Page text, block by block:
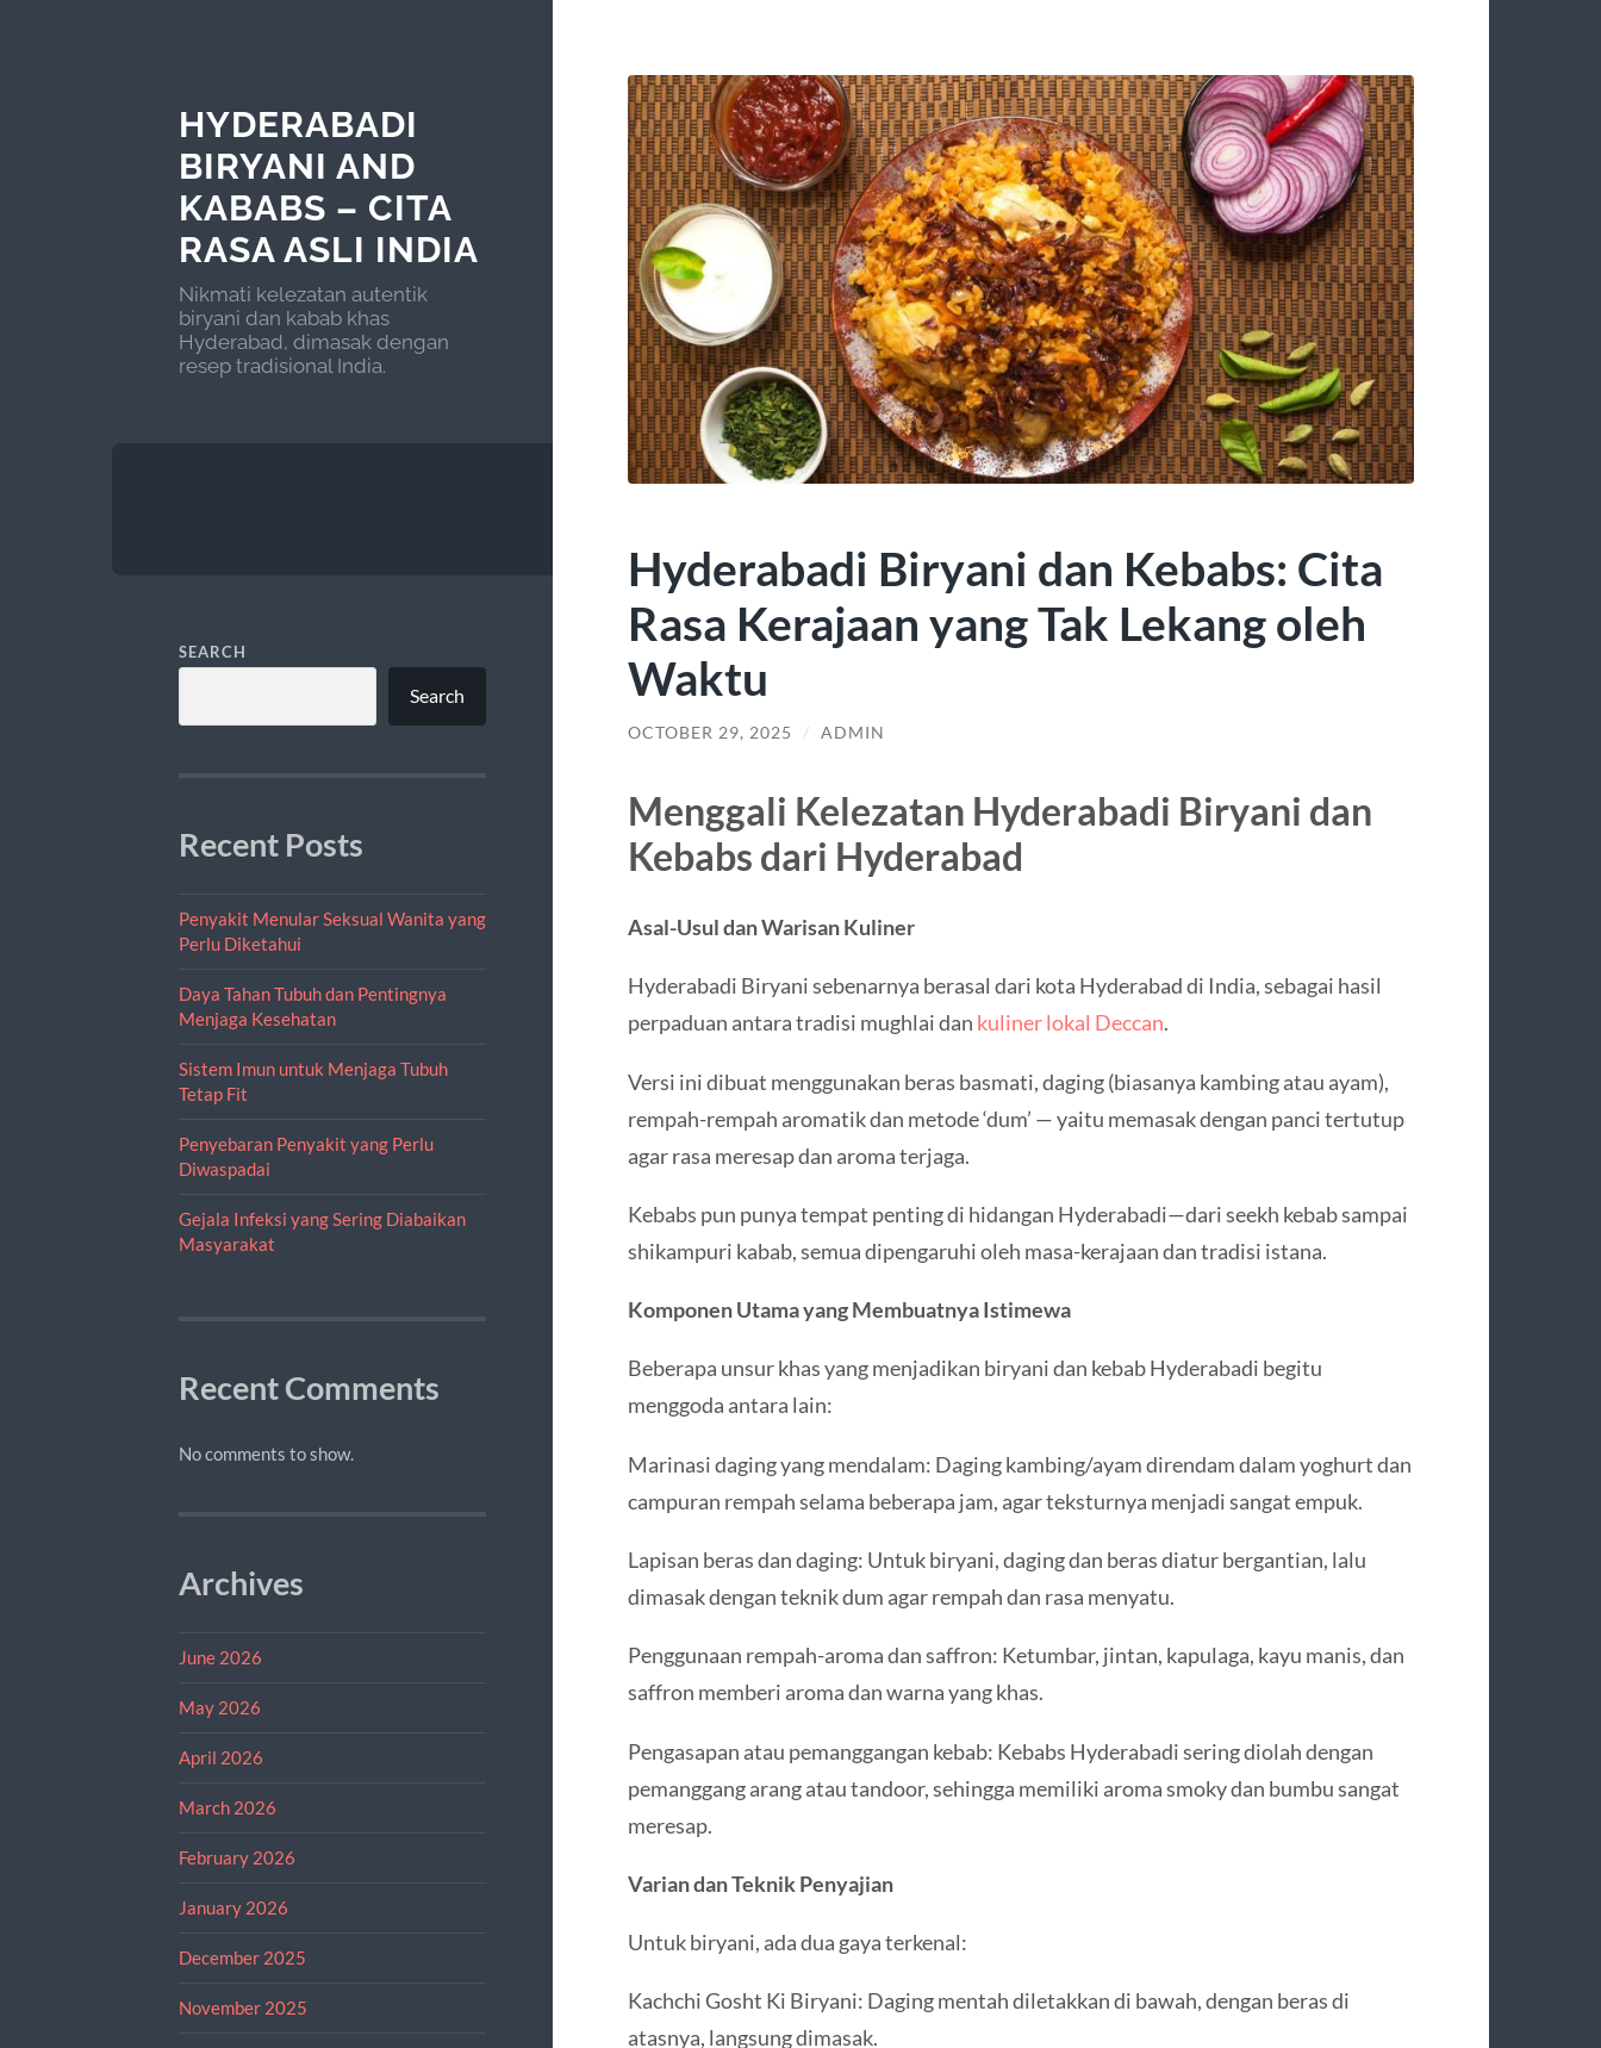
HYDERABADI
BIRYANI AND
KABABS – CITA
RASA ASLI INDIA
Nikmati kelezatan autentik
biryani dan kabab khas
Hyderabad, dimasak dengan
resep tradisional India.
SEARCH
Search
Recent Posts
Penyakit Menular Seksual Wanita yang
Perlu Diketahui
Daya Tahan Tubuh dan Pentingnya
Menjaga Kesehatan
Sistem Imun untuk Menjaga Tubuh
Tetap Fit
Penyebaran Penyakit yang Perlu
Diwaspadai
Gejala Infeksi yang Sering Diabaikan
Masyarakat
Recent Comments
No comments to show.
Archives
June 2026
May 2026
April 2026
March 2026
February 2026
January 2026
December 2025
November 2025
Hyderabadi Biryani dan Kebabs: Cita
Rasa Kerajaan yang Tak Lekang oleh
Waktu
OCTOBER 29, 2025 / ADMIN
Menggali Kelezatan Hyderabadi Biryani dan
Kebabs dari Hyderabad
Asal-Usul dan Warisan Kuliner
Hyderabadi Biryani sebenarnya berasal dari kota Hyderabad di India, sebagai hasil
perpaduan antara tradisi mughlai dan kuliner lokal Deccan.
Versi ini dibuat menggunakan beras basmati, daging (biasanya kambing atau ayam),
rempah-rempah aromatik dan metode ‘dum’ — yaitu memasak dengan panci tertutup
agar rasa meresap dan aroma terjaga.
Kebabs pun punya tempat penting di hidangan Hyderabadi—dari seekh kebab sampai
shikampuri kabab, semua dipengaruhi oleh masa-kerajaan dan tradisi istana.
Komponen Utama yang Membuatnya Istimewa
Beberapa unsur khas yang menjadikan biryani dan kebab Hyderabadi begitu
menggoda antara lain:
Marinasi daging yang mendalam: Daging kambing/ayam direndam dalam yoghurt dan
campuran rempah selama beberapa jam, agar teksturnya menjadi sangat empuk.
Lapisan beras dan daging: Untuk biryani, daging dan beras diatur bergantian, lalu
dimasak dengan teknik dum agar rempah dan rasa menyatu.
Penggunaan rempah-aroma dan saffron: Ketumbar, jintan, kapulaga, kayu manis, dan
saffron memberi aroma dan warna yang khas.
Pengasapan atau pemanggangan kebab: Kebabs Hyderabadi sering diolah dengan
pemanggang arang atau tandoor, sehingga memiliki aroma smoky dan bumbu sangat
meresap.
Varian dan Teknik Penyajian
Untuk biryani, ada dua gaya terkenal:
Kachchi Gosht Ki Biryani: Daging mentah diletakkan di bawah, dengan beras di
atasnya, langsung dimasak.